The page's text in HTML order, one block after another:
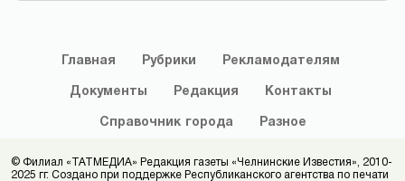
Главная Рубрики Рекламодателям
Документы Редакция Контакты
Справочник города Разное
© Филиал «ТАТМЕДИА» Редакция газеты «Челнинские Известия», 2010-
2025 гг. Создано при поддержке Республиканского агентства по печати